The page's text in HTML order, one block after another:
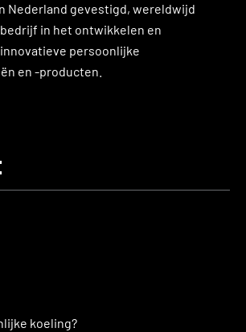
Nederland gevestigd, wereldwijd
in het ontwikkelen en
persoonlijke
en -producten.
koeling?